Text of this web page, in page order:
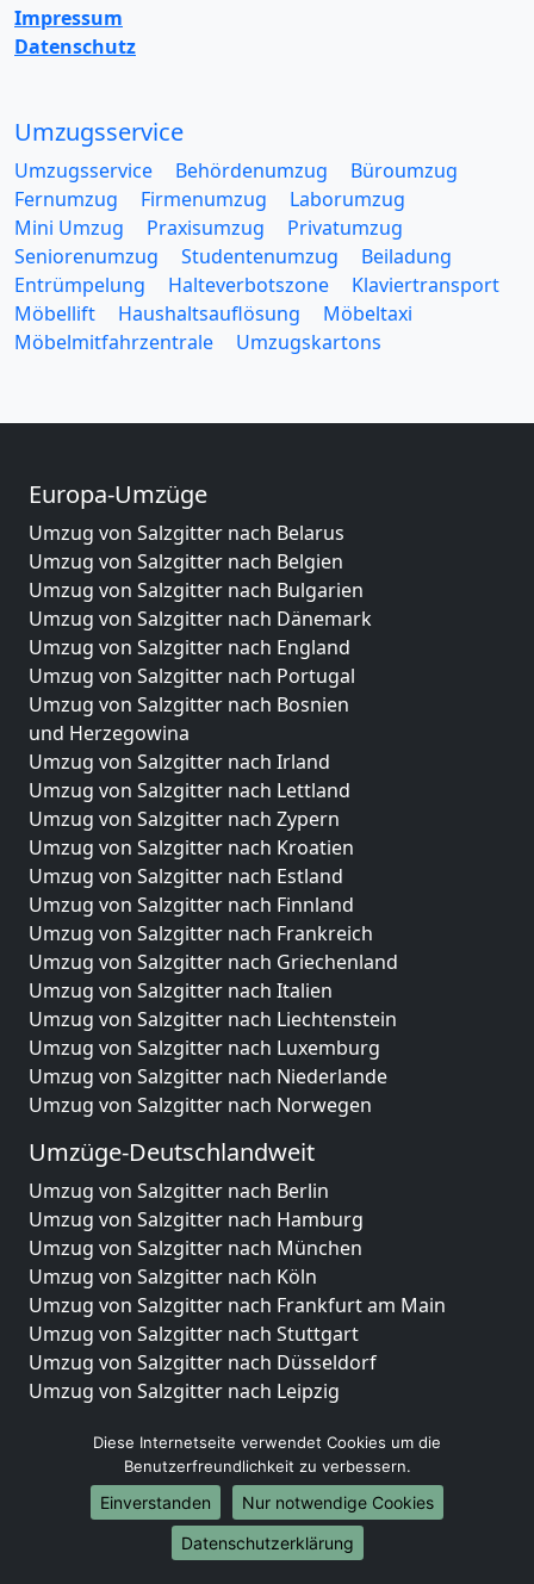
Impressum
Datenschutz
Umzugsservice
Umzugsservice Behördenumzug
Büroumzug
Fernumzug
Firmenumzug
Laborumzug
Mini Umzug
Praxisumzug
Privatumzug
Seniorenumzug
Studentenumzug
Beiladung
Entrümpelung
Halteverbotszone
Klaviertransport
Möbellift
Haushaltsauflösung
Möbeltaxi
Möbelmitfahrzentrale
Umzugskartons
Europa-Umzüge
Umzug von Salzgitter nach Belarus
Umzug von Salzgitter nach Belgien
Umzug von Salzgitter nach Bulgarien
Umzug von Salzgitter nach Dänemark
Umzug von Salzgitter nach England
Umzug von Salzgitter nach Portugal
Umzug von Salzgitter nach Bosnien
und Herzegowina
Umzug von Salzgitter nach Irland
Umzug von Salzgitter nach Lettland
Umzug von Salzgitter nach Zypern
Umzug von Salzgitter nach Kroatien
Umzug von Salzgitter nach Estland
Umzug von Salzgitter nach Finnland
Umzug von Salzgitter nach Frankreich
Umzug von Salzgitter nach Griechenland
Umzug von Salzgitter nach Italien
Umzug von Salzgitter nach Liechtenstein
Umzug von Salzgitter nach Luxemburg
Umzug von Salzgitter nach Niederlande
Umzug von Salzgitter nach Norwegen
Umzüge-Deutschlandweit
Umzug von Salzgitter nach Berlin
Umzug von Salzgitter nach Hamburg
Umzug von Salzgitter nach München
Umzug von Salzgitter nach Köln
Umzug von Salzgitter nach Frankfurt am Main
Umzug von Salzgitter nach Stuttgart
Umzug von Salzgitter nach Düsseldorf
Umzug von Salzgitter nach Leipzig
Umzug von Salzgitter nach Essen
Umzug von Salzgitter nach Bremen
Umzug von Salzgitter nach Dresden
Umzug von Salzgitter nach Hannover
Umzug von Salzgitter nach Nürnberg
Diese Internetseite verwendet Cookies um die
Benutzerfreundlichkeit zu verbessern.
Einverstanden
Nur notwendige Cookies
Datenschutzerklärung